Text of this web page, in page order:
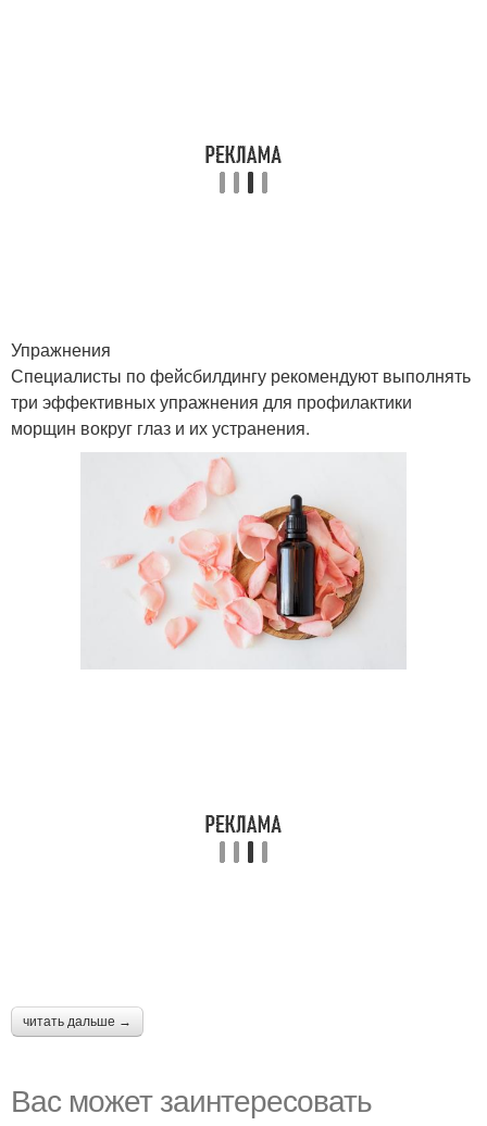
Упражнения
Специалисты по фейсбилдингу рекомендуют выполнять
три эффективных упражнения для профилактики
морщин вокруг глаз и их устранения.
читать дальше →
Вас может заинтересовать